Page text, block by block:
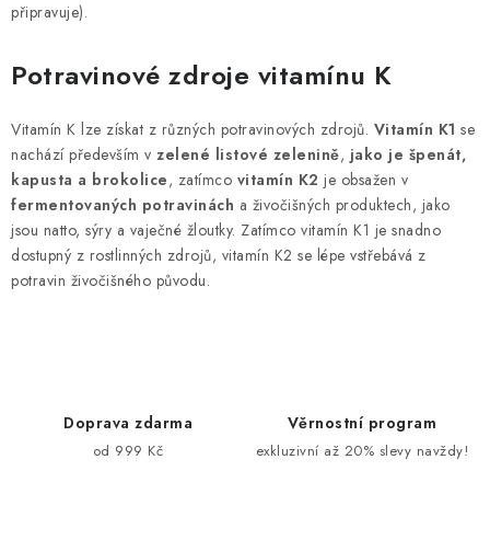
připravuje).
Potravinové zdroje vitamínu K
Vitamín K lze získat z různých potravinových zdrojů. Vitamín K1 se
nachází především v zelené listové zelenině, jako je špenát,
kapusta a brokolice, zatímco vitamín K2 je obsažen v
fermentovaných potravinách a živočišných produktech, jako
jsou natto, sýry a vaječné žloutky. Zatímco vitamín K1 je snadno
dostupný z rostlinných zdrojů, vitamín K2 se lépe vstřebává z
potravin živočišného původu.
Doprava zdarma
od 999 Kč
Věrnostní program
exkluzivní až 20% slevy navždy!